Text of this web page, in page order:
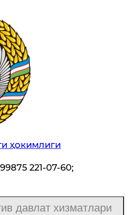
ҳокимлиги
221-07-60;
давлат хизматлари